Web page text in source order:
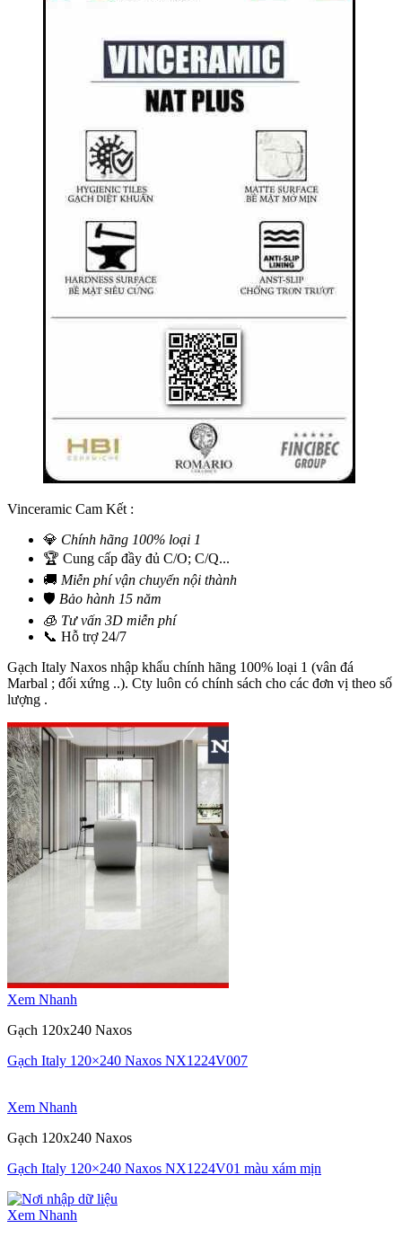
Vinceramic Cam Kết :
💎 Chính hãng 100% loại 1
🏆 Cung cấp đầy đủ C/O; C/Q...
🚚 Miễn phí vận chuyển nội thành
🛡️ Bảo hành 15 năm
🧊 Tư vấn 3D miễn phí
📞 Hỗ trợ 24/7
Gạch Italy Naxos nhập khẩu chính hãng 100% loại 1 (vân đá
Marbal ; đối xứng ..). Cty luôn có chính sách cho các đơn vị theo số
lượng .
Xem Nhanh
Gạch 120x240 Naxos
Gạch Italy 120×240 Naxos NX1224V007
Xem Nhanh
Gạch 120x240 Naxos
Gạch Italy 120×240 Naxos NX1224V01 màu xám mịn
Xem Nhanh